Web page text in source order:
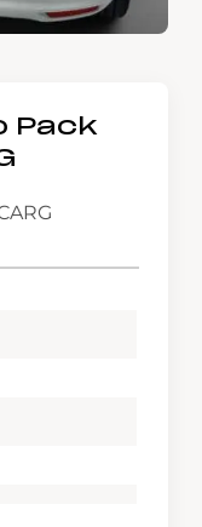
Pack